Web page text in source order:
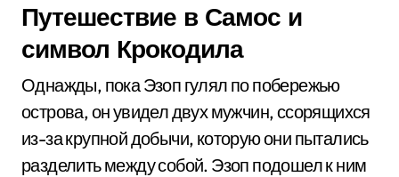
Путешествие в Самос и
символ Крокодила
Однажды, пока Эзоп гулял по побережью
острова, он увидел двух мужчин, ссорящихся
из-за крупной добычи, которую они пытались
разделить между собой. Эзоп подошел к ним